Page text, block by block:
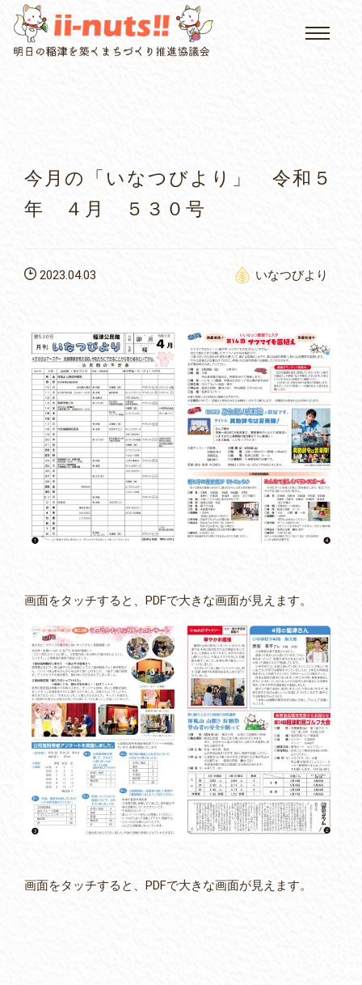
HOME
アクセス
今月の「いなつびより」 令和５
年 ４月 ５３０号
いなつびより
2023.04.03
画面をタッチすると、PDFで大きな画面が見えます。
画面をタッチすると、PDFで大きな画面が見えます。